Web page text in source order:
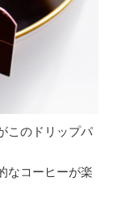
このドリップパ
なコーヒーが楽